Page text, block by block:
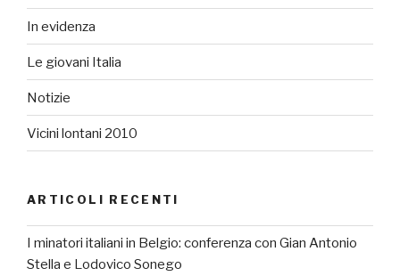
In evidenza
Le giovani Italia
Notizie
Vicini lontani 2010
ARTICOLI RECENTI
I minatori italiani in Belgio: conferenza con Gian Antonio
Stella e Lodovico Sonego